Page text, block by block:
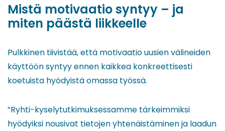
Mistä motivaatio syntyy – ja
miten päästä liikkeelle
Pulkkinen tiivistää, että motivaatio uusien välineiden
käyttöön syntyy ennen kaikkea konkreettisesti
koetuista hyödyistä omassa työssä.
”Ryhti-kyselytutkimuksessamme tärkeimmiksi
hyödyiksi nousivat tietojen yhtenäistäminen ja laadun